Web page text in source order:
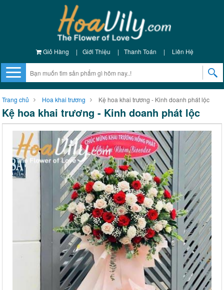
Giỏ Hàng | Giới Thiệu | Thanh Toán | Liên Hệ
Trang chủ Hoa khai trương Kệ hoa khai trương - Kinh doanh phát lộc
Kệ hoa khai trương - Kinh doanh phát lộc